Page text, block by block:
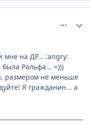
мне на ДР... :angry:
Ральфа... =)))
размером не меньше
Я гражданин... а